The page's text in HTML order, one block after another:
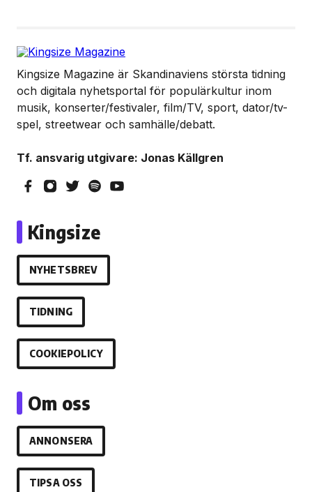
Kingsize Magazine är Skandinaviens största tidning
och digitala nyhetsportal för populärkultur inom
musik, konserter/festivaler, film/TV, sport, dator/tv-
spel, streetwear och samhälle/debatt.
Tf. ansvarig utgivare: Jonas Källgren
Kingsize
NYHETSBREV
TIDNING
COOKIEPOLICY
Om oss
ANNONSERA
TIPSA OSS